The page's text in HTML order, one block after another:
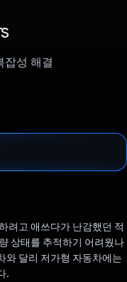
잡성 해결
려고 애쓰다가 난감했던 적
상태를 추적하기 어려웠나
와 달리 저가형 자동차에는
.